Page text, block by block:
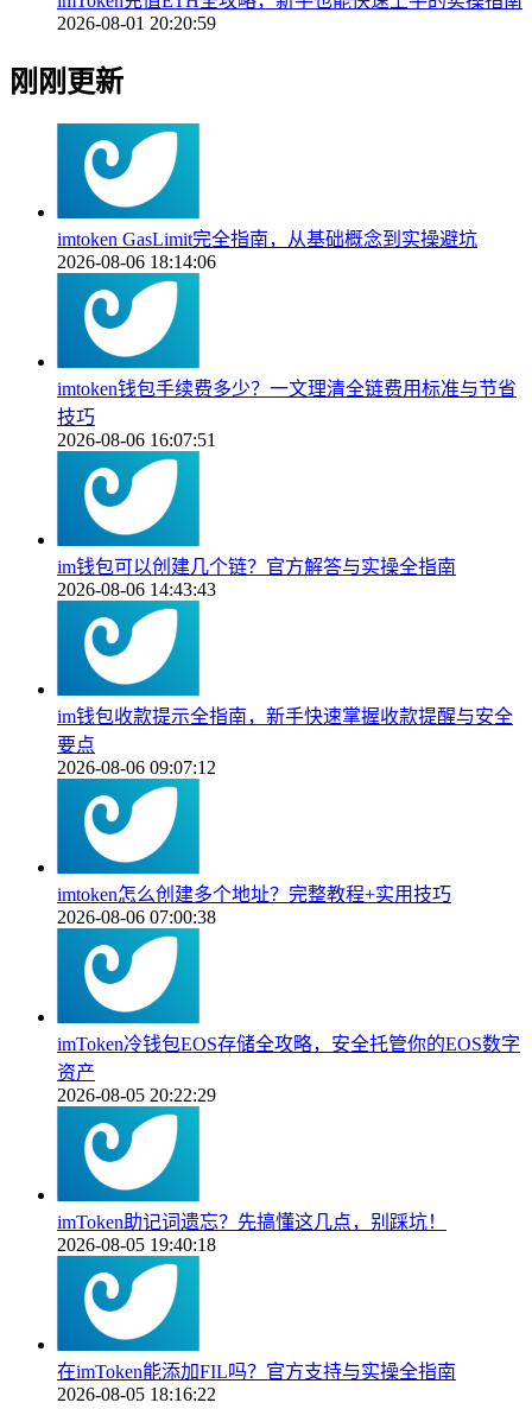
2026-08-01 20:20:59
刚刚更新
imtoken GasLimit完全指南，从基础概念到实操避坑
2026-08-06 18:14:06
imtoken钱包手续费多少？一文理清全链费用标准与节省
技巧
2026-08-06 16:07:51
im钱包可以创建几个链？官方解答与实操全指南
2026-08-06 14:43:43
im钱包收款提示全指南，新手快速掌握收款提醒与安全
要点
2026-08-06 09:07:12
imtoken怎么创建多个地址？完整教程+实用技巧
2026-08-06 07:00:38
imToken冷钱包EOS存储全攻略，安全托管你的EOS数字
资产
2026-08-05 20:22:29
imToken助记词遗忘？先搞懂这几点，别踩坑！
2026-08-05 19:40:18
在imToken能添加FIL吗？官方支持与实操全指南
2026-08-05 18:16:22